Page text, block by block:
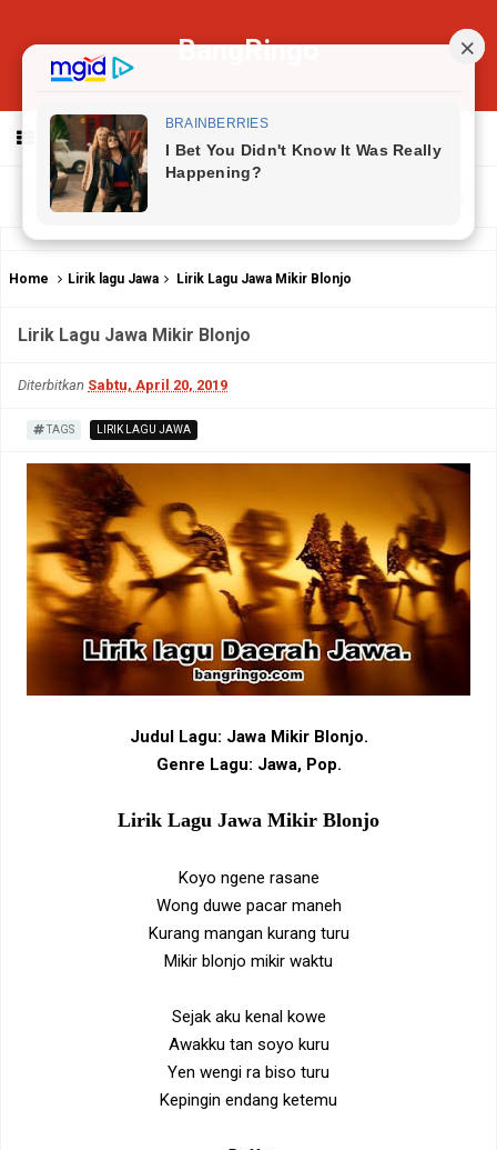
BangRingo
MENU
Home Lirik lagu Jawa Lirik Lagu Jawa Mikir Blonjo
Lirik Lagu Jawa Mikir Blonjo
Diterbitkan Sabtu, April 20, 2019
TAGS LIRIK LAGU JAWA
Judul Lagu: Jawa Mikir Blonjo.
Genre Lagu: Jawa, Pop.
Lirik Lagu Jawa Mikir Blonjo
Koyo ngene rasane
Wong duwe pacar maneh
Kurang mangan kurang turu
Mikir blonjo mikir waktu
Sejak aku kenal kowe
Awakku tan soyo kuru
Yen wengi ra biso turu
Kepingin endang ketemu